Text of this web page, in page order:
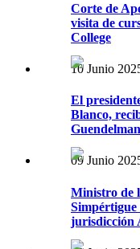
Corte de
visita de
College
10 Junio
El
Blanco,
Guendelman
09 Junio
Ministro de
jurisdicción